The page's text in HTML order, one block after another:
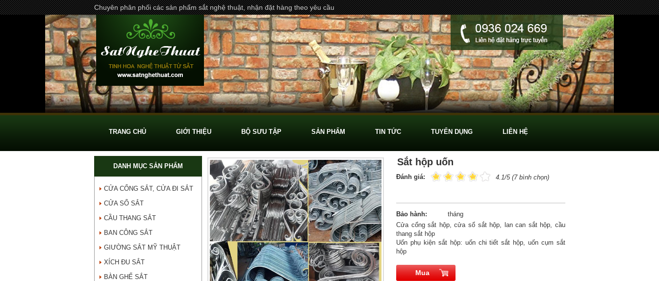
Chuyên phân phối các sản phẩm sắt nghệ thuật, nhận đặt hàng theo yêu cầu
TRANG CHỦ GIỚI THIỆU BỘ SƯU TẬP SẢN PHẨM TIN TỨC TUYỂN DỤNG LIÊN HỆ
DANH MỤC SẢN PHẨM
CỬA CỔNG SẮT, CỬA ĐI SẮT
CỬA SỔ SẮT
CẦU THANG SẮT
BAN CÔNG SẮT
GIƯỜNG SẮT MỸ THUẬT
XÍCH ĐU SẮT
BÀN GHẾ SẮT
Sắt hộp uốn
Đánh giá: 4.1/5 (7 bình chọn)
Bảo hành:
tháng
Cửa cổng sắt hộp, cửa sổ sắt hộp, lan can sắt hộp, cầu
thang sắt hộp
Uốn phụ kiện sắt hộp: uốn chi tiết sắt hộp, uốn cụm sắt
hộp
Mua